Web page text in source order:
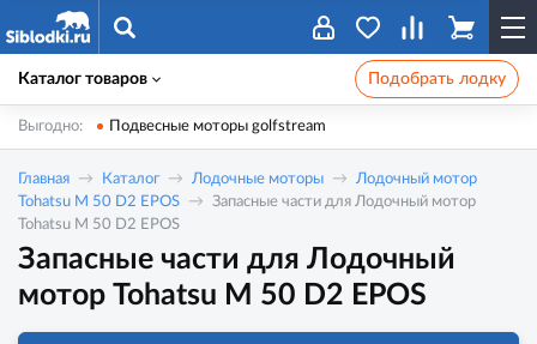
Каталог товаров Подобрать лодку
Выгодно: Подвесные моторы golfstream
Главная Каталог Лодочные моторы
Лодочный мотор
Tohatsu M 50 D2 EPOS
Запасные части для Лодочный мотор
Tohatsu M 50 D2 EPOS
Запасные части для Лодочный
мотор Tohatsu M 50 D2 EPOS